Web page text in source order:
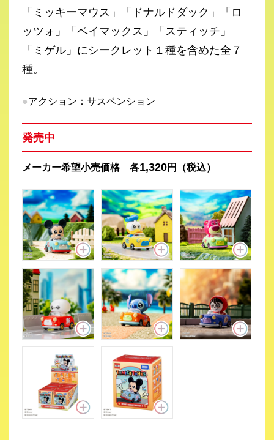
「ミッキーマウス」「ドナルドダック」「ロ
ッツォ」「ベイマックス」「スティッチ」
「ミゲル」にシークレット１種を含めた全７
種。
アクション：サスペンション
発売中
メーカー希望小売価格 各1,320円（税込）